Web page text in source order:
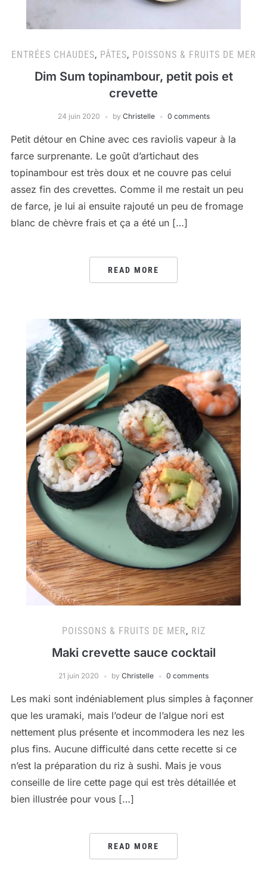
ENTRÉES CHAUDES, PÂTES, POISSONS & FRUITS DE MER
Dim Sum topinambour, petit pois et
crevette
24 juin 2020 by Christelle 0 comments
Petit détour en Chine avec ces raviolis vapeur à la
farce surprenante. Le goût d’artichaut des
topinambour est très doux et ne couvre pas celui
assez fin des crevettes. Comme il me restait un peu
de farce, je lui ai ensuite rajouté un peu de fromage
blanc de chèvre frais et ça a été un […]
READ MORE
POISSONS & FRUITS DE MER, RIZ
Maki crevette sauce cocktail
21 juin 2020 by Christelle 0 comments
Les maki sont indéniablement plus simples à façonner
que les uramaki, mais l’odeur de l’algue nori est
nettement plus présente et incommodera les nez les
plus fins. Aucune difficulté dans cette recette si ce
n’est la préparation du riz à sushi. Mais je vous
conseille de lire cette page qui est très détaillée et
bien illustrée pour vous […]
READ MORE